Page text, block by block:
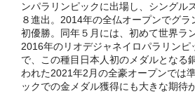
ンパラリンピックに出場し、シングル
８進出。2014年の全仏オープンでグラ
初優勝。同年５月には、初めて世界ラ
2016年のリオデジャネイロパラリンピ
で、この種目日本人初のメダルとなる
われた2021年2月の全豪オープンでは
ックでの金メダル獲得にも大きな期待